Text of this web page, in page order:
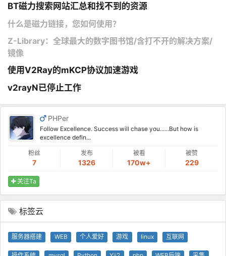
BT磁力搜索网站汇总和找不到的资源
什么是磁力链接，您如何使用？
Z-Library：全球最大的数字图书馆/含打不开的解决方案/
镜像
使用V2Ray的mKCP协议加速游戏
v2rayN已停止工作
PHPer
Follow Excellence. Success will chase you......But how is
excellence defin...
粉丝
7
发布
1326
被看
170w+
被赞
229
关注Ta
标签云
服务器搭建 WEB 个人爱好 游戏 linux 互联网